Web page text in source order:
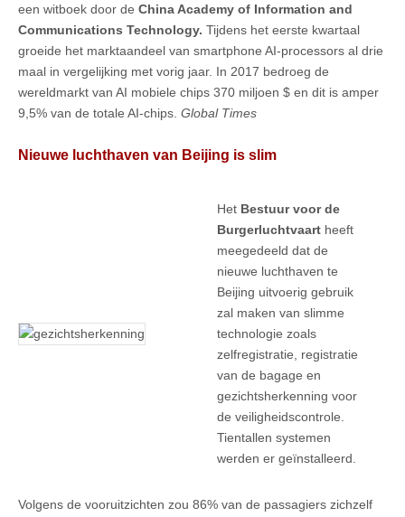
een witboek door de China Academy of Information and
Communications Technology. Tijdens het eerste kwartaal
groeide het marktaandeel van smartphone AI-processors al drie
maal in vergelijking met vorig jaar. In 2017 bedroeg de
wereldmarkt van AI mobiele chips 370 miljoen $ en dit is amper
9,5% van de totale AI-chips. Global Times
Nieuwe luchthaven van Beijing is slim
Het Bestuur voor de
Burgerluchtvaart heeft
meegedeeld dat de
nieuwe luchthaven te
Beijing uitvoerig gebruik
zal maken van slimme
technologie zoals
zelfregistratie, registratie
van de bagage en
gezichtsherkenning voor
de veiligheidscontrole.
Tientallen systemen
werden er geïnstalleerd.
Volgens de vooruitzichten zou 86% van de passagiers zichzelf